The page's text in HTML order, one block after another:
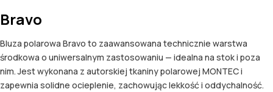
Bravo
Bluza polarowa Bravo to zaawansowana technicznie warstwa
środkowa o uniwersalnym zastosowaniu — idealna na stok i poza
nim. Jest wykonana z autorskiej tkaniny polarowej MONTEC i
zapewnia solidne ocieplenie, zachowując lekkość i oddychalność.